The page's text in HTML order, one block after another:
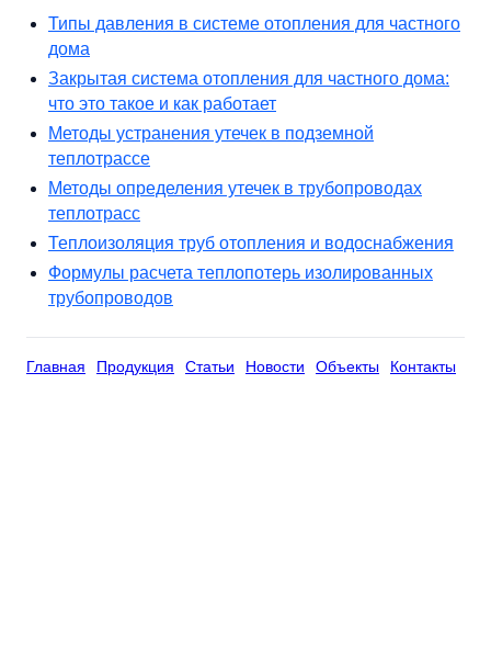
Типы давления в системе отопления для частного
дома
Закрытая система отопления для частного дома:
что это такое и как работает
Методы устранения утечек в подземной
теплотрассе
Методы определения утечек в трубопроводах
теплотрасс
Теплоизоляция труб отопления и водоснабжения
Формулы расчета теплопотерь изолированных
трубопроводов
Главная Продукция Статьи Новости Объекты Контакты